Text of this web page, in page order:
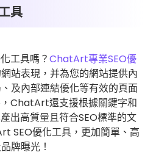
具
工具嗎？ChatArt專業SEO優
站表現，并為您的網站提供內
及內部連結優化等有效的頁面
ChatArt還支援根據關鍵字和
產出高質量且符合SEO標準的文
SEO優化工具，更加簡單、高
牌曝光！